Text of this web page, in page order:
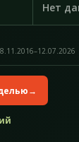
Нет
→